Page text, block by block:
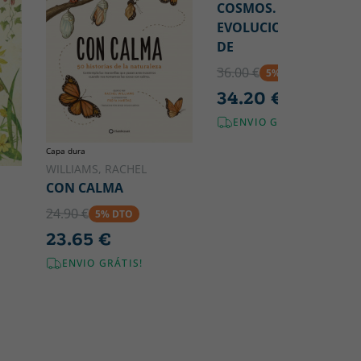
Capa dura
WILLIAMS, RACHEL
CON CALMA
24.90 € 5% DTO
23.65 €
ENVIO GRÁTIS!
COSMOS. UNA
EVOLUCION COSMICA
DE
36.00 € 5% DTO
34.20 €
ENVIO GRÁTIS!